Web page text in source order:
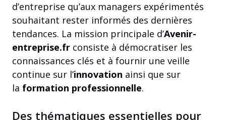
d’entreprise qu’aux managers expérimentés
souhaitant rester informés des dernières
tendances. La mission principale d’Avenir-
entreprise.fr consiste à démocratiser les
connaissances clés et à fournir une veille
continue sur l’innovation ainsi que sur
la formation professionnelle.
Des thématiques essentielles pour